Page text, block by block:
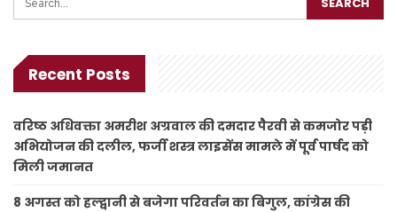
Recent Posts
वरिष्ठ अधिवक्ता अमरीश अग्रवाल की दमदार पैरवी से कमजोर पड़ी
अभियोजन की दलील, फर्जी शस्त्र लाइसेंस मामले में पूर्व पार्षद को
मिली जमानत
8 अगस्त को हल्द्वानी से बजेगा परिवर्तन का बिगुल, कांग्रेस की